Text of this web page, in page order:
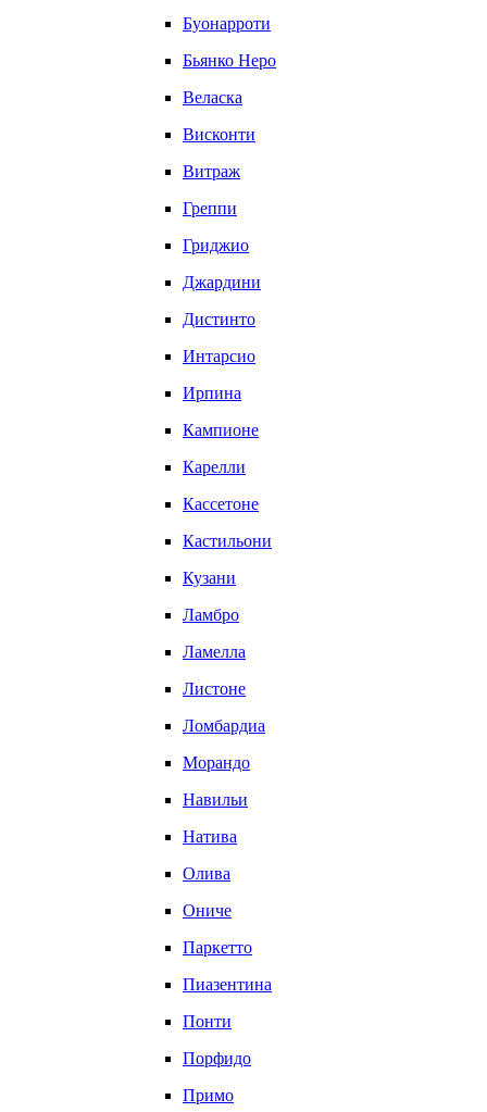
Буонарроти
Бьянко Неро
Веласка
Висконти
Витраж
Греппи
Гриджио
Джардини
Дистинто
Интарсио
Ирпина
Кампионе
Карелли
Кассетоне
Кастильони
Кузани
Ламбро
Ламелла
Листоне
Ломбардиа
Морандо
Навильи
Натива
Олива
Ониче
Паркетто
Пиазентина
Понти
Порфидо
Примо